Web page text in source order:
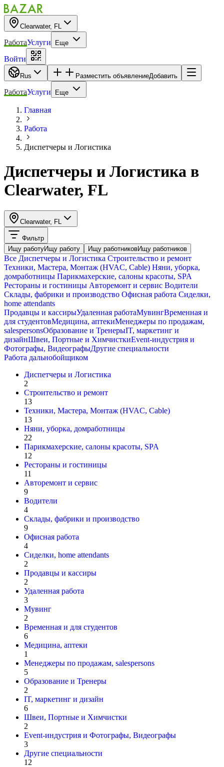
Clearwater, FL
РаботаУслуги Еще
Войти
Rus Разместить объявлениеДобавить
РаботаУслуги Еще
Главная
Работа
Диспетчеры и Логистика
Диспетчеры и Логистика в
Clearwater, FL
Clearwater, FL
Фильтр
Ищу работуИщу работу Ищу работниковИщу работников
Все Диспетчеры и Логистика Строительство и ремонт
Техники, Мастера, Монтаж (HVAC, Cable) Няни, уборка,
домработницы Парикмахерские, салоны красоты, SPA
Рестораны и гостиницы Авторемонт и cервис Водители
Склады, фабрики и производство Офисная работа Сиделки,
home attendants
Продавцы и кассирыУдаленная работаМувингВременная и
для студентовМедицина, аптекиМенеджеры по продажам,
salespersonsОбразование и ТренерыIT, маркетинг и
дизайнШвеи, Портные и ХимчисткиEvent-индустрия и
Фотографы, ВидеографыДругие специальности
Работа дальнобойщиком
Диспетчеры и Логистика
2
Строительство и ремонт
13
Техники, Мастера, Монтаж (HVAC, Cable)
13
Няни, уборка, домработницы
22
Парикмахерские, салоны красоты, SPA
12
Рестораны и гостиницы
11
Авторемонт и cервис
9
Водители
4
Склады, фабрики и производство
9
Офисная работа
4
Сиделки, home attendants
2
Продавцы и кассиры
2
Удаленная работа
3
Мувинг
2
Временная и для студентов
6
Медицина, аптеки
1
Менеджеры по продажам, salespersons
5
Образование и Тренеры
2
IT, маркетинг и дизайн
6
Швеи, Портные и Химчистки
2
Event-индустрия и Фотографы, Видеографы
3
Другие специальности
12